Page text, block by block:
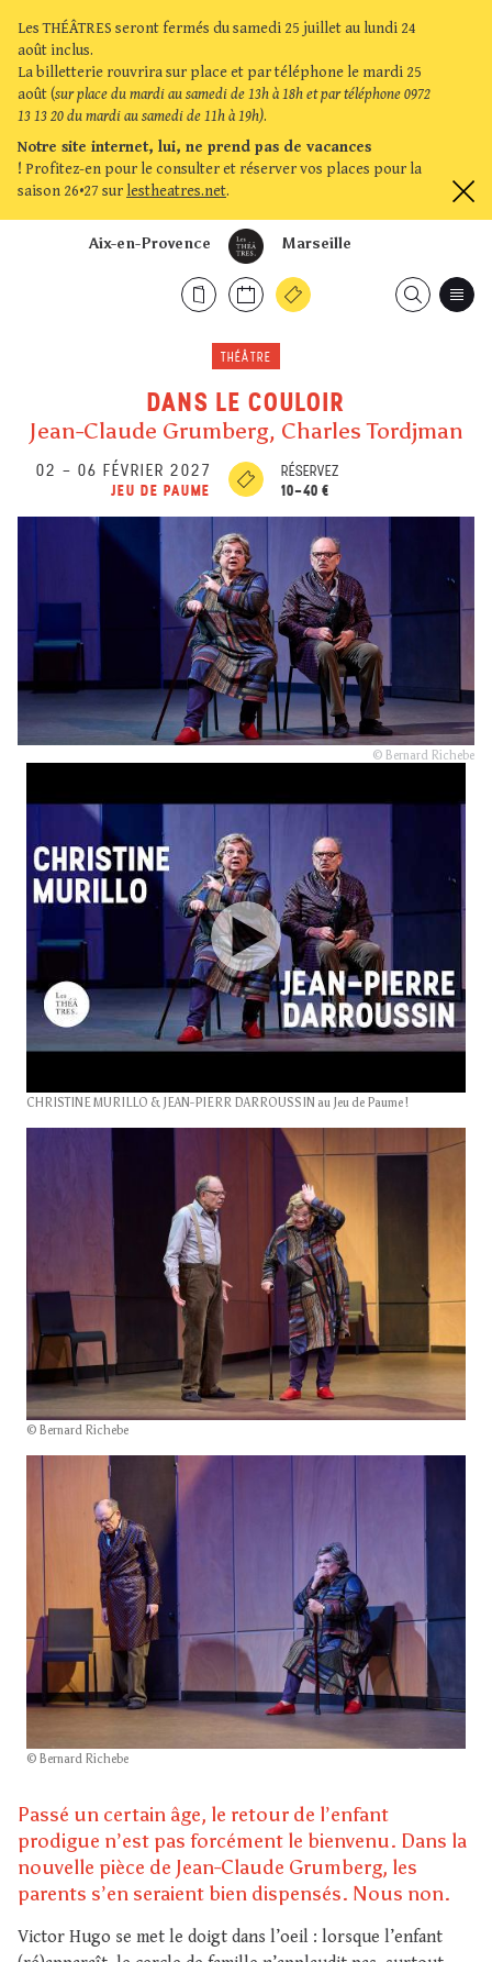
Les THÉÂTRES seront fermés du samedi 25 juillet au lundi 24
août inclus.
La billetterie rouvrira sur place et par téléphone le mardi 25
août (sur place du mardi au samedi de 13h à 18h et par téléphone 0972
13 13 20 du mardi au samedi de 11h à 19h).
Notre site internet, lui, ne prend pas de vacances
! Profitez-en pour le consulter et réserver vos places pour la
saison 26•27 sur lestheatres.net.
Marseille
Aix-en-Provence
THÉÂTRE
DANS LE COULOIR
Jean-Claude Grumberg, Charles Tordjman
02 – 06 FÉVRIER 2027
JEU DE PAUME
RÉSERVEZ
10-40 €
© Bernard Richebe
CHRISTINE MURILLO & JEAN-PIERR DARROUSSIN au Jeu de Paume !
© Bernard Richebe
© Bernard Richebe
Passé un certain âge, le retour de l’enfant
prodigue n’est pas forcément le bienvenu. Dans la
nouvelle pièce de Jean-Claude Grumberg, les
parents s’en seraient bien dispensés. Nous non.
Victor Hugo se met le doigt dans l’oeil : lorsque l’enfant